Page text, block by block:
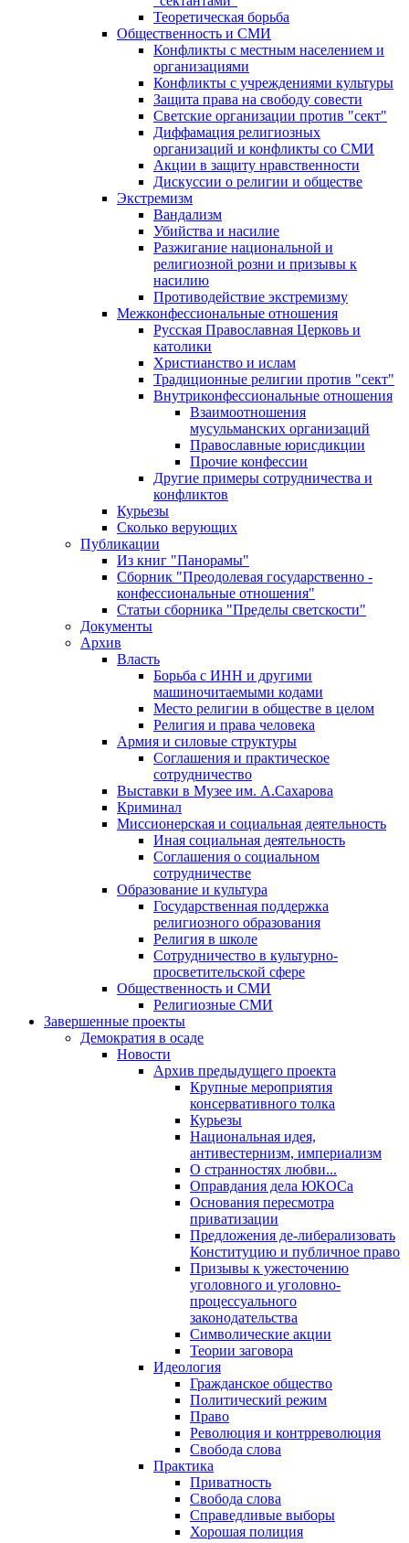
Теоретическая борьба
Общественность и СМИ
Конфликты с местным населением и
организациями
Конфликты с учреждениями культуры
Защита права на свободу совести
Светские организации против "сект"
Диффамация религиозных
организаций и конфликты со СМИ
Акции в защиту нравственности
Дискуссии о религии и обществе
Экстремизм
Вандализм
Убийства и насилие
Разжигание национальной и
религиозной розни и призывы к
насилию
Противодействие экстремизму
Межконфессиональные отношения
Русская Православная Церковь и
католики
Христианство и ислам
Традиционные религии против "сект"
Внутриконфессиональные отношения
Взаимоотношения
мусульманских организаций
Православные юрисдикции
Прочие конфессии
Другие примеры сотрудничества и
конфликтов
Курьезы
Сколько верующих
Публикации
Из книг "Панорамы"
Сборник "Преодолевая государственно -
конфессиональные отношения"
Статьи сборника "Пределы светскости"
Документы
Архив
Власть
Борьба с ИНН и другими
машиночитаемыми кодами
Место религии в обществе в целом
Религия и права человека
Армия и силовые структуры
Соглашения и практическое
сотрудничество
Выставки в Музее им. А.Сахарова
Криминал
Миссионерская и социальная деятельность
Иная социальная деятельность
Соглашения о социальном
сотрудничестве
Образование и культура
Государственная поддержка
религиозного образования
Религия в школе
Сотрудничество в культурно-
просветительской сфере
Общественность и СМИ
Религиозные СМИ
Завершенные проекты
Демократия в осаде
Новости
Архив предыдущего проекта
Крупные мероприятия
консервативного толка
Курьезы
Национальная идея,
антивестернизм, империализм
О странностях любви...
Оправдания дела ЮКОСа
Основания пересмотра
приватизации
Предложения де-либерализовать
Конституцию и публичное право
Призывы к ужесточению
уголовного и уголовно-
процессуального
законодательства
Символические акции
Теории заговора
Идеология
Гражданское общество
Политический режим
Право
Революция и контрреволюция
Свобода слова
Практика
Приватность
Свобода слова
Справедливые выборы
Хорошая полиция